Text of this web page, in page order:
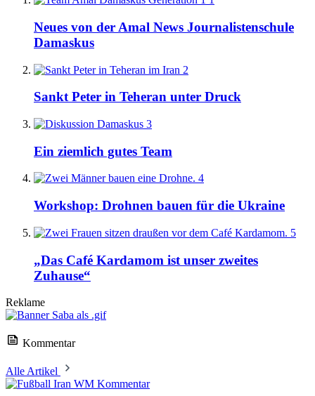
Neues von der Amal News Journalistenschule
Damaskus
2
Sankt Peter in Teheran unter Druck
3
Ein ziemlich gutes Team
4
Workshop: Drohnen bauen für die Ukraine
5
„Das Café Kardamom ist unser zweites
Zuhause“
Reklame
Kommentar
Alle Artikel
Kommentar